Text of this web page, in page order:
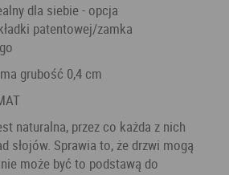
patentowej/zamka
grubość 0,4 cm
naturalna, przez co każda z nich
słojów. Sprawia to, że drzwi mogą
może być to podstawą do